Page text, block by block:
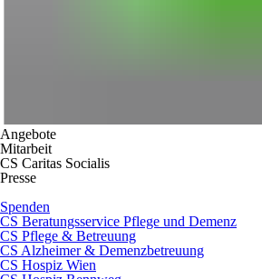
Angebote
Mitarbeit
CS Caritas Socialis
Presse
Spenden
CS Beratungsservice Pflege und Demenz
CS Pflege & Betreuung
CS Alzheimer & Demenzbetreuung
CS Hospiz Wien